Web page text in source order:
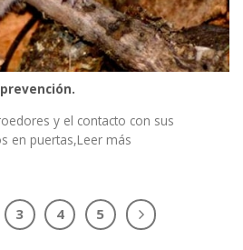
y el contacto con sus
en puertas,Leer más
3 4 5